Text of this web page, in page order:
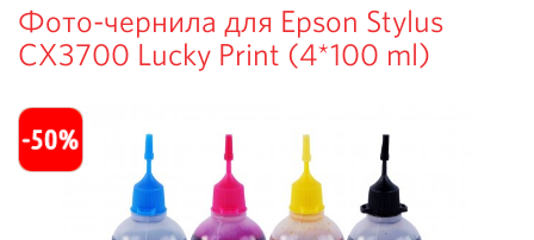
Фото-чернила для Epson Stylus
CX3700 Lucky Print (4*100 ml)